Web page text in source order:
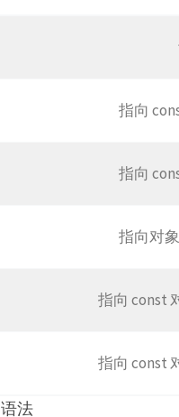
指向
指向
指向对
指向 const
指向 const
法